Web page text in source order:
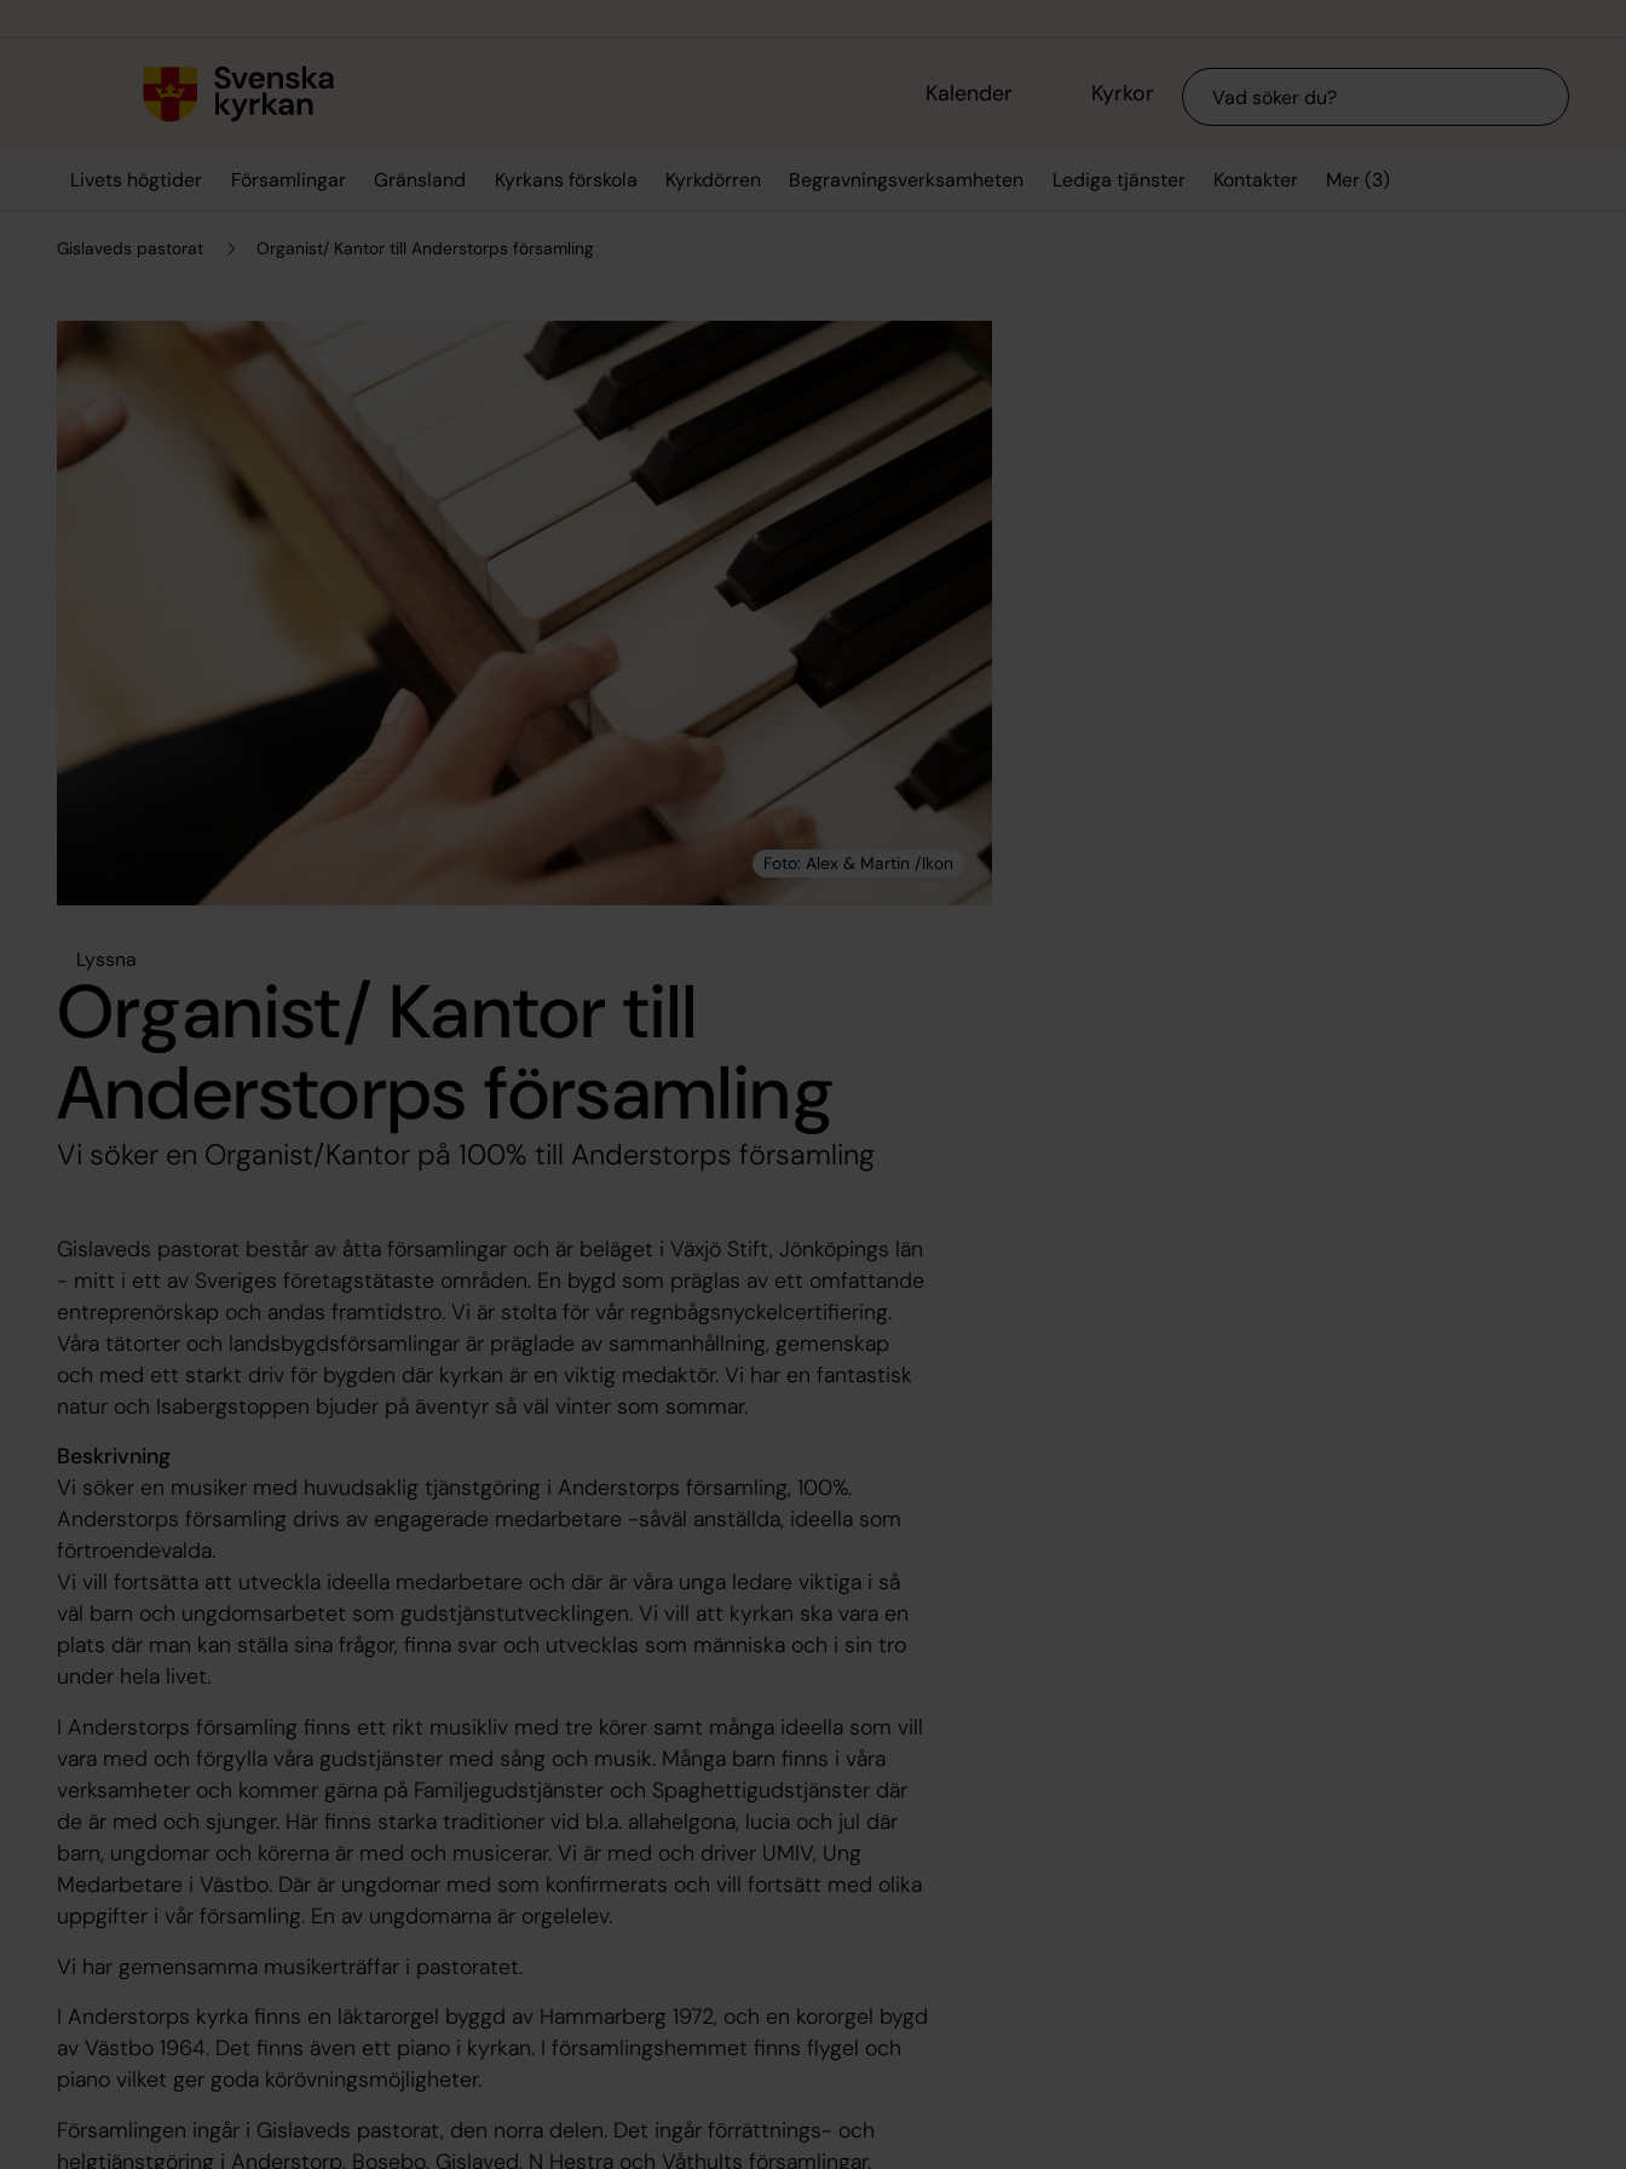
Kalender Kyrkor Sök
Livets högtider Församlingar Gränsland Kyrkans förskola Kyrkdörren Begravningsverksamheten Lediga tjänster Kontakter Mer (3)
Gislaveds pastorat Organist/ Kantor till Anderstorps församling
Lyssna
Organist/ Kantor till
Anderstorps församling
Vi söker en Organist/Kantor på 100% till Anderstorps församling
Gislaveds pastorat består av åtta församlingar och är beläget i Växjö Stift, Jönköpings län
- mitt i ett av Sveriges företagstätaste områden. En bygd som präglas av ett omfattande
entreprenörskap och andas framtidstro. Vi är stolta för vår regnbågsnyckelcertifiering.
Våra tätorter och landsbygdsförsamlingar är präglade av sammanhållning, gemenskap
och med ett starkt driv för bygden där kyrkan är en viktig medaktör. Vi har en fantastisk
natur och Isabergstoppen bjuder på äventyr så väl vinter som sommar.
Beskrivning
Vi söker en musiker med huvudsaklig tjänstgöring i Anderstorps församling, 100%.
Anderstorps församling drivs av engagerade medarbetare -såväl anställda, ideella som
förtroendevalda.
Vi vill fortsätta att utveckla ideella medarbetare och där är våra unga ledare viktiga i så
väl barn och ungdomsarbetet som gudstjänstutvecklingen. Vi vill att kyrkan ska vara en
plats där man kan ställa sina frågor, finna svar och utvecklas som människa och i sin tro
under hela livet.
I Anderstorps församling finns ett rikt musikliv med tre körer samt många ideella som vill
vara med och förgylla våra gudstjänster med sång och musik. Många barn finns i våra
verksamheter och kommer gärna på Familjegudstjänster och Spaghettigudstjänster där
de är med och sjunger. Här finns starka traditioner vid bl.a. allahelgona, lucia och jul där
barn, ungdomar och körerna är med och musicerar. Vi är med och driver UMIV, Ung
Medarbetare i Västbo. Där är ungdomar med som konfirmerats och vill fortsätt med olika
uppgifter i vår församling. En av ungdomarna är orgelelev.
Vi har gemensamma musikerträffar i pastoratet.
I Anderstorps kyrka finns en läktarorgel byggd av Hammarberg 1972, och en kororgel bygd
av Västbo 1964. Det finns även ett piano i kyrkan. I församlingshemmet finns flygel och
piano vilket ger goda körövningsmöjligheter.
Församlingen ingår i Gislaveds pastorat, den norra delen. Det ingår förrättnings- och
helgtjänstgöring i Anderstorp, Bosebo, Gislaved, N Hestra och Våthults församlingar.